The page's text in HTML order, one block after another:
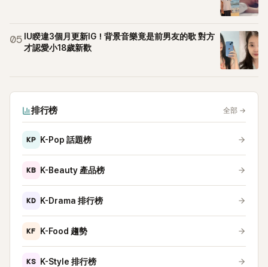
05 IU睽違3個月更新IG！背景音樂竟是前男友的歌 對方
才認愛小18歲新歡
排行榜 全部 →
KP K-Pop 話題榜
KB K-Beauty 產品榜
KD K-Drama 排行榜
KF K-Food 趨勢
KS K-Style 排行榜